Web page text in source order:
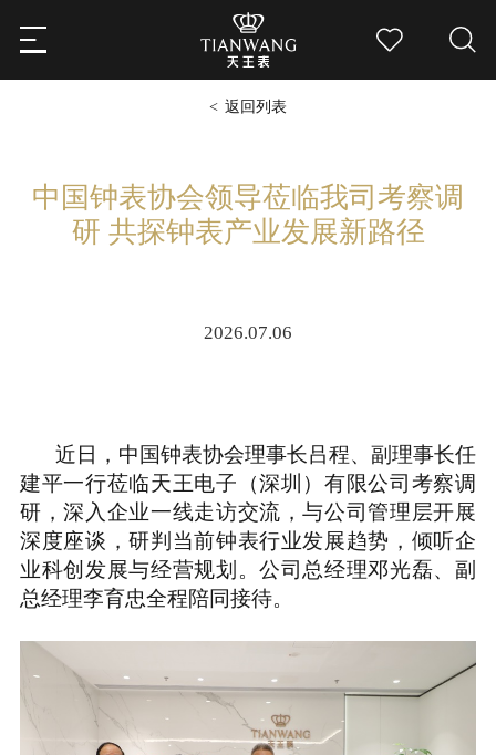
返回列表
中国钟表协会领导莅临我司考察调
研 共探钟表产业发展新路径
2026.07.06
近日，中国钟表协会理事长吕程、副理事长任
建平一行莅临天王电子（深圳）有限公司考察调
研，深入企业一线走访交流，与公司管理层开展
深度座谈，研判当前钟表行业发展趋势，倾听企
业科创发展与经营规划。公司总经理邓光磊、副
总经理李育忠全程陪同接待。